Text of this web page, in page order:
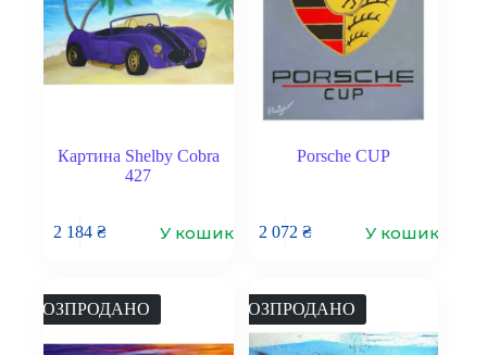
Картина Shelby Cobra
427
2 184₴ У кошик
Porsche CUP
2 072 ₴ У кошик
РОЗПРОДАНО РОЗПРОДАНО